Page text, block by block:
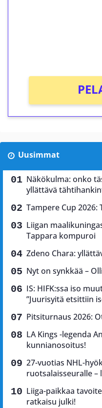
Uusimmat
Näkökulma: onko
yllättävä
Tampere Cup 2026:
Liigan
Tappara kompuroi
Zdeno Chara:
Nyt on synkkää –
IS: HIFK:ssa iso
”Juurisyitä etsittiin
Pitsiturnaus 2026:
LA Kings -legenda
kunnianosoitus!
27-vuotias NHL-
ruotsalaisseuralle
Liiga-paikkaa
ratkaisu julki!